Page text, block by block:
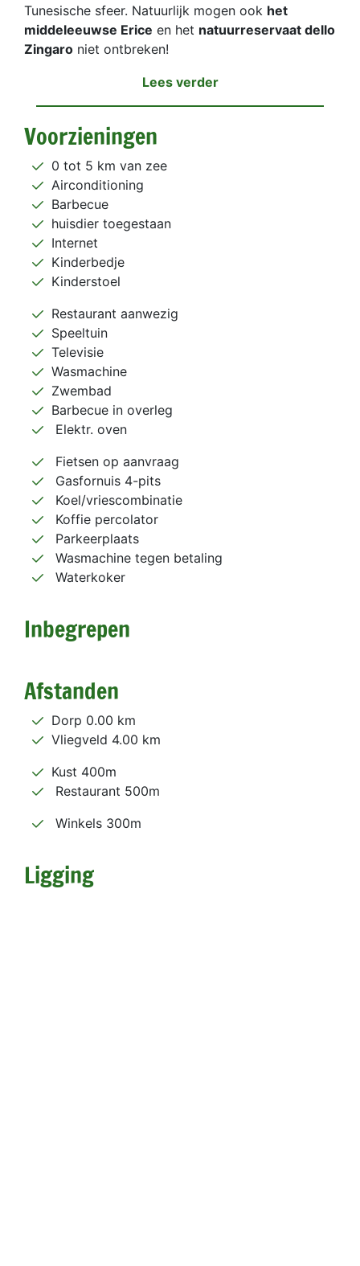
Tunesische sfeer. Natuurlijk mogen ook het
middeleeuwse Erice en het natuurreservaat dello
Zingaro niet ontbreken!
Lees verder
Voorzieningen
0 tot 5 km van zee
Airconditioning
Barbecue
huisdier toegestaan
Internet
Kinderbedje
Kinderstoel
Restaurant aanwezig
Speeltuin
Televisie
Wasmachine
Zwembad
Barbecue in overleg
Elektr. oven
Fietsen op aanvraag
Gasfornuis 4-pits
Koel/vriescombinatie
Koffie percolator
Parkeerplaats
Wasmachine tegen betaling
Waterkoker
Inbegrepen
Afstanden
Dorp 0.00 km
Vliegveld 4.00 km
Kust 400m
Restaurant 500m
Winkels 300m
Ligging